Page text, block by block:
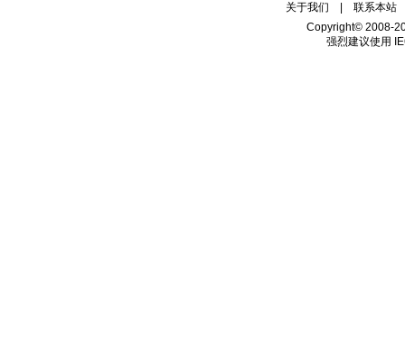
关于我们 | 联系本站
Copyright© 2008-
强烈建议使用